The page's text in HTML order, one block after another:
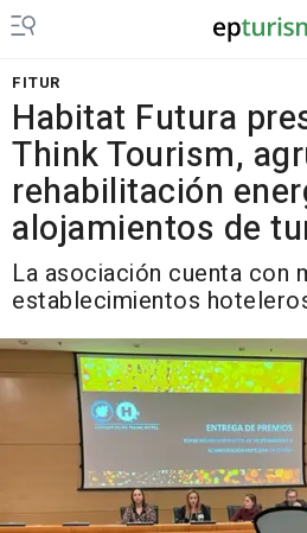
FITUR
Habitat Futura
Think Tourism,
rehabilitación
alojamientos de
La asociación cuenta con
establecimientos